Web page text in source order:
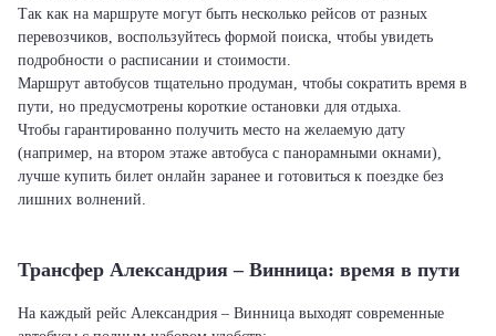
Так как на маршруте могут быть несколько рейсов от разных
перевозчиков, воспользуйтесь формой поиска, чтобы увидеть
подробности о расписании и стоимости.
Маршрут автобусов тщательно продуман, чтобы сократить время в
пути, но предусмотрены короткие остановки для отдыха.
Чтобы гарантированно получить место на желаемую дату
(например, на втором этаже автобуса с панорамными окнами),
лучше купить билет онлайн заранее и готовиться к поездке без
лишних волнений.
Трансфер Александрия – Винница: время в пути
На каждый рейс Александрия – Винница выходят современные